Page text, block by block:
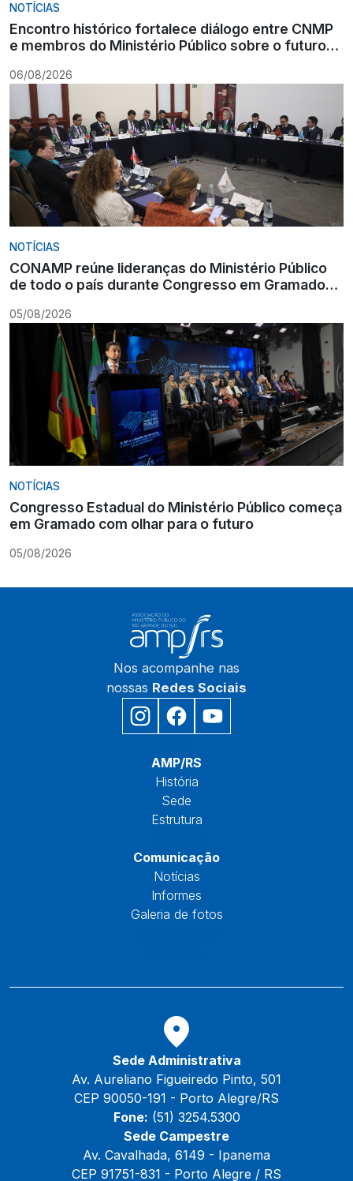
NOTÍCIAS
Encontro histórico fortalece diálogo entre CNMP
e membros do Ministério Público sobre o futuro
06/08/2026
NOTÍCIAS
CONAMP reúne lideranças do Ministério Público
de todo o país durante Congresso em Gramado
05/08/2026
NOTÍCIAS
Congresso Estadual do Ministério Público começa
em Gramado com olhar para o futuro
05/08/2026
Nos acompanhe nas
nossas Redes Sociais
AMP/RS
História
Sede
Estrutura
Comunicação
Notícias
Informes
Galeria de fotos
Sede Administrativa
Av. Aureliano Figueiredo Pinto, 501
CEP 90050-191 - Porto Alegre/RS
Fone: (51) 3254.5300
Sede Campestre
Av. Cavalhada, 6149 - Ipanema
CEP 91751-831 - Porto Alegre / RS